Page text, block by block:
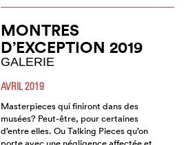
MONTRES
D’EXCEPTION 2019
GALERIE
AVRIL 2019
Masterpieces qui finiront dans des
musées? Peut-être, pour certaines
d’entre elles. Ou Talking Pieces qu’on